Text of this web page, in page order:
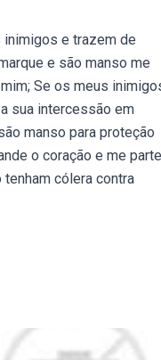
inimigos e trazem de
e são manso me
Se os meus
sua intercessão em
manso para proteção
o coração e me parte
cólera contra